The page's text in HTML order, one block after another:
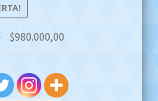
Original
was:
$1.500.000,00.
$980.000,00Current
$980.000,00.